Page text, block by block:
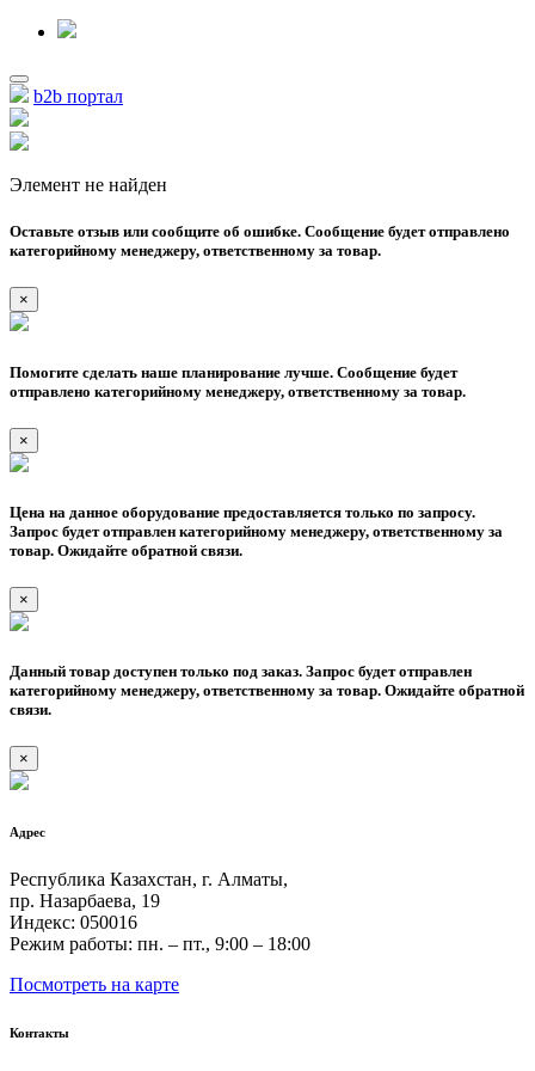
b2b портал
Элемент не найден
Оставьте отзыв или сообщите об ошибке. Сообщение будет отправлено
категорийному менеджеру, ответственному за товар.
×
Помогите сделать наше планирование лучше. Сообщение будет
отправлено категорийному менеджеру, ответственному за товар.
×
Цена на данное оборудование предоставляется только по запросу.
Запрос будет отправлен категорийному менеджеру, ответственному за
товар. Ожидайте обратной связи.
×
Данный товар доступен только под заказ. Запрос будет отправлен
категорийному менеджеру, ответственному за товар. Ожидайте обратной
связи.
×
Адрес
Республика Казахстан, г. Алматы,
пр. Назарбаева, 19
Индекс: 050016
Режим работы: пн. – пт., 9:00 – 18:00
Посмотреть на карте
Контакты